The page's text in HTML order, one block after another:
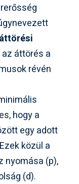
áttörési
áttörés a
révén
hogy a
egy adott
közül a
nyomása (p),
(d).